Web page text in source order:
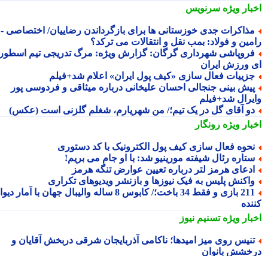
ویژهسرنویس
جدی خوزستانی ها برای بازگرداندن رضاییان/ اختصاصی -
و فولاد: بمب نقل و انتقالات می ترکد؟
شهرداری گرگان: گزارش ویژه: مرگ تدریجی تیم اسطوره
ورزش ایران
فعال سازی «کیف پول ایران» اعلام شد+فیلم
بینی جنجالی احسان علیخانی درباره میثاقی و فردوسی پور
شد+فیلم
آقای گل در یک تیم؛/ من شهریارم، شغلم گلزنی است (عکس)
ویژهرونگار
فعال سازی کیف پول الکترونیک با کد دستوری
رئال شیفته مورینیو شد: با او جام می بریم!
هرمز لتر درباره تعیین عوارض تنگه هرمز
پلیس به فیک نیوزها و بازنشر ویدیوهای تکراری
211 بازی و فقط 34 باخت؛/ کابوس 8 ساله والیبال جهان با آمار دیوانه
ویژهتسنیم نیوز
روی میز امیدها؛ ناکامی آذربایجان شرقی دربخش آقایان و
بانوان